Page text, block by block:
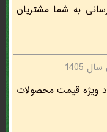
رسانی به شما مشتریان
1405
ویژه قیمت محصولات